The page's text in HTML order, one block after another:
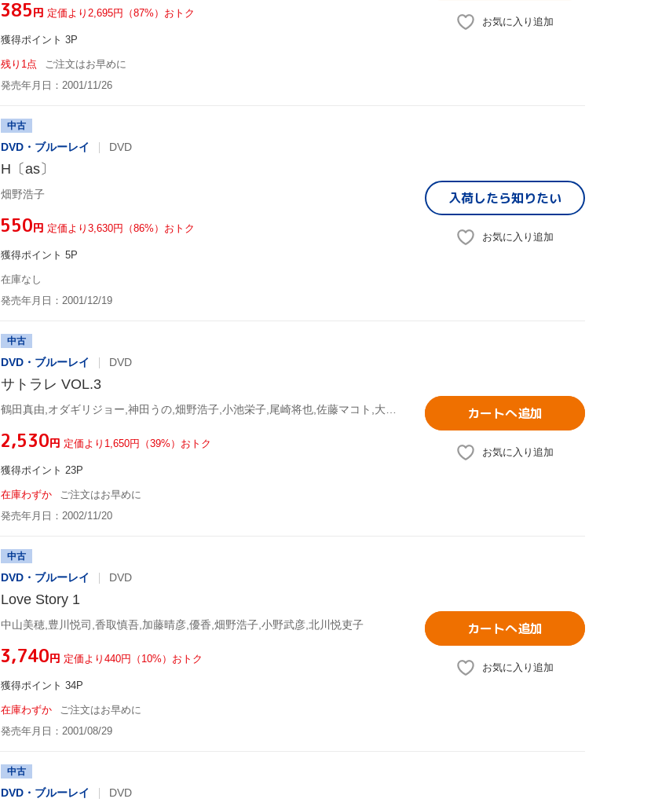
¥385円 定価より2,695円（87%）おトク
獲得ポイント 3P
残り1点
ご注文はお早めに
発売年月日：2001/11/26
お気に入り追加
中古
DVD・ブルーレイ DVD
H〔as〕
畑野浩子
¥550円 定価より3,630円（86%）おトク
獲得ポイント 5P
在庫なし
発売年月日：2001/12/19
入荷したら知りたい
お気に入り追加
中古
DVD・ブルーレイ DVD
サトラレ VOL.3
¥2,530円 定価より1,650円（39%）おトク
獲得ポイント 23P
在庫わずか
ご注文はお早めに
発売年月日：2002/11/20
カートへ追加
お気に入り追加
中古
DVD・ブルーレイ DVD
Love Story 1
中山美穂,豊川悦司,香取慎吾,加藤晴彦,優香,畑野浩子,小野武彦,北川悦吏子
¥3,740円 定価より440円（10%）おトク
獲得ポイント 34P
在庫わずか
ご注文はお早めに
発売年月日：2001/08/29
カートへ追加
お気に入り追加
中古
DVD・ブルーレイ DVD